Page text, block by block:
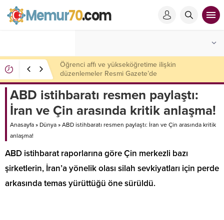
Kavga ettiği ağabeyini yaraladı, yengesini öldürdü
ABD istihbaratı resmen paylaştı:
İran ve Çin arasında kritik anlaşma!
Anasayfa » Dünya » ABD istihbaratı resmen paylaştı: İran ve Çin arasında kritik
anlaşma!
ABD istihbarat raporlarına göre Çin merkezli bazı
şirketlerin, İran’a yönelik olası silah sevkiyatları için perde
arkasında temas yürüttüğü öne sürüldü.